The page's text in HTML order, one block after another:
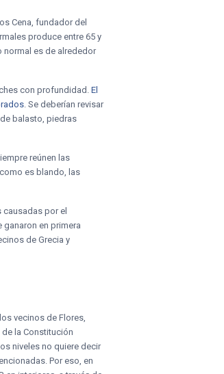
Cena, fundador del
produce entre 65 y
normal es de alrededor
con profundidad.El
. Se deberían revisar
balasto, piedras
reúnen las
es blando, las
por el
ganaron en primera
de Grecia y
vecinos de Flores,
la Constitución
niveles no quiere decir
Por eso, en